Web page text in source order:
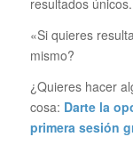
resultados únicos.
«Si quieres
mismo?
¿Quieres hacer
cosa: Darte la
primera sesión